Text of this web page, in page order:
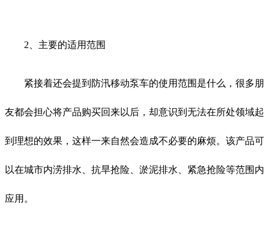
2、主要的适用范围
紧接着还会提到防汛移动泵车的使用范围是什么，很多朋
友都会担心将产品购买回来以后，却意识到无法在所处领域起
到理想的效果，这样一来自然会造成不必要的麻烦。该产品可
以在城市内涝排水、抗旱抢险、淤泥排水、紧急抢险等范围内
应用。